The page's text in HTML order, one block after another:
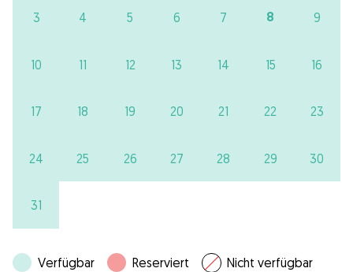
3 4 5 6 7 8 9
10 11 12 13 14 15 16
17 18 19 20 21 22 23
24 25 26 27 28 29 30
31
Verfügbar Reserviert Nicht verfügbar